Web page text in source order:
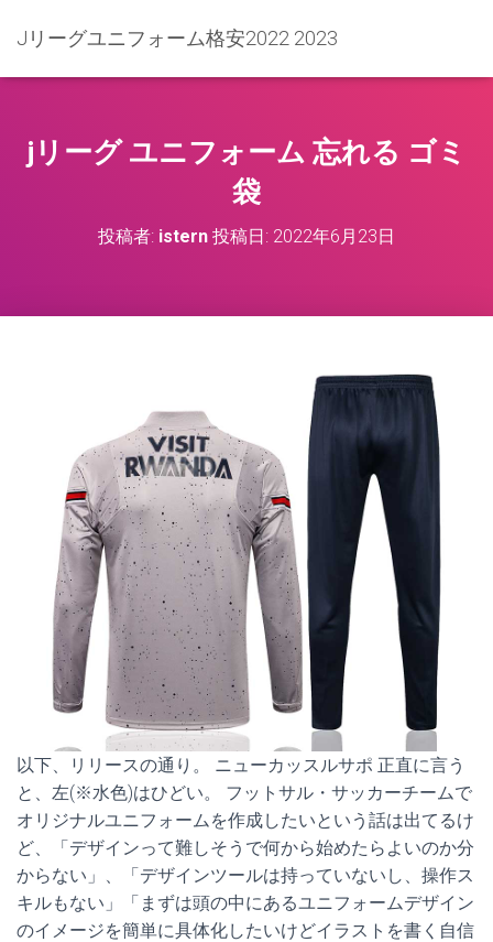
Jリーグユニフォーム格安2022 2023
jリーグ ユニフォーム 忘れる ゴミ
袋
投稿者: istern 投稿日: 2022年6月23日
以下、リリースの通り。 ニューカッスルサポ 正直に言う
と、左(※水色)はひどい。 フットサル・サッカーチームで
オリジナルユニフォームを作成したいという話は出てるけ
ど、「デザインって難しそうで何から始めたらよいのか分
からない」、「デザインツールは持っていないし、操作ス
キルもない」「まずは頭の中にあるユニフォームデザイン
のイメージを簡単に具体化したいけどイラストを書く自信